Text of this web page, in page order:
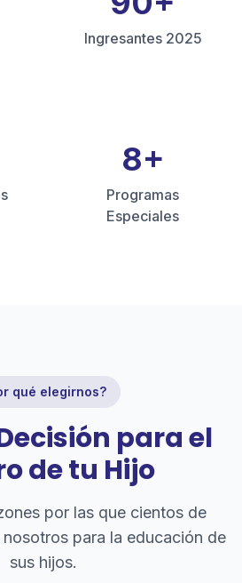
Ingresantes 2025
8+
Programas
Especiales
qué elegirnos?
para el
de tu Hijo
por las que cientos de
para la educación de
sus hijos.